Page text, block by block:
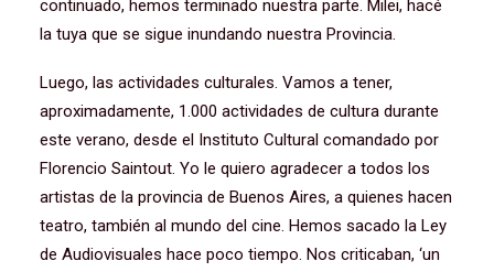
continuado, hemos terminado nuestra parte. Milei, hacé
la tuya que se sigue inundando nuestra Provincia.
Luego, las actividades culturales. Vamos a tener,
aproximadamente, 1.000 actividades de cultura durante
este verano, desde el Instituto Cultural comandado por
Florencio Saintout. Yo le quiero agradecer a todos los
artistas de la provincia de Buenos Aires, a quienes hacen
teatro, también al mundo del cine. Hemos sacado la Ley
de Audiovisuales hace poco tiempo. Nos criticaban, ‘un